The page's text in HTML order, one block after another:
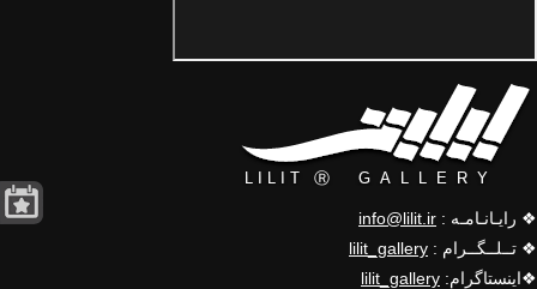
❖ رایـانـامـه : info@lilit.ir
❖ تــلــگــرام : lilit_gallery
❖اینستاگرام: lilit_gallery